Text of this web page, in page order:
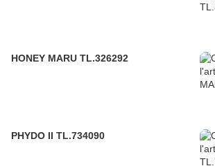
HONEY MARU TL.326292
PHYDO II TL.734090